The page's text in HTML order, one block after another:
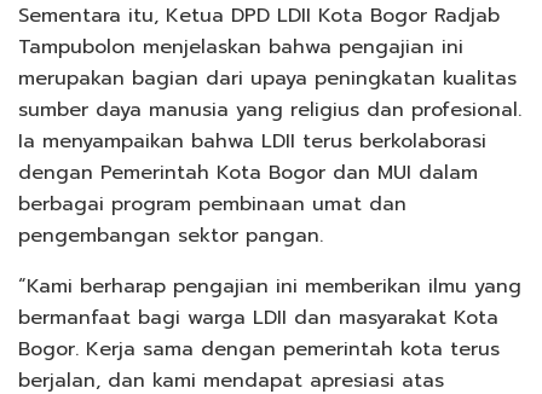
Sementara itu, Ketua DPD LDII Kota Bogor Radjab
Tampubolon menjelaskan bahwa pengajian ini
merupakan bagian dari upaya peningkatan kualitas
sumber daya manusia yang religius dan profesional.
Ia menyampaikan bahwa LDII terus berkolaborasi
dengan Pemerintah Kota Bogor dan MUI dalam
berbagai program pembinaan umat dan
pengembangan sektor pangan.
“Kami berharap pengajian ini memberikan ilmu yang
bermanfaat bagi warga LDII dan masyarakat Kota
Bogor. Kerja sama dengan pemerintah kota terus
berjalan, dan kami mendapat apresiasi atas